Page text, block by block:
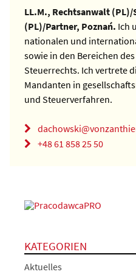
LL.M., Rechtsanwalt
(PL)/Partner, Poznań. Ich
nationalen und
sowie in den Bereichen
Steuerrechts. Ich vertrete
Mandanten in
und Steuerverfahren.
+48 61 858 25 50
KATEGORIEN
Aktuelles